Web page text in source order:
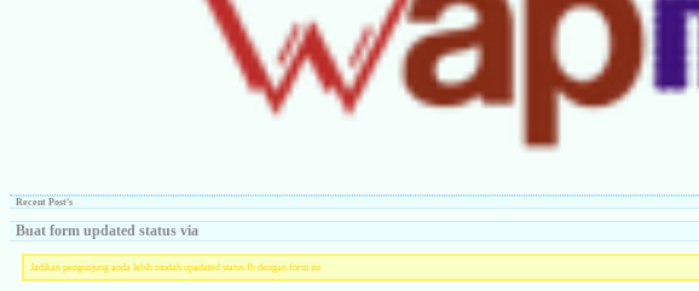
Recent Post's
Buat form updated status via
Jadikan pengunjung anda lebih mudah upadated status fb dengan form ini